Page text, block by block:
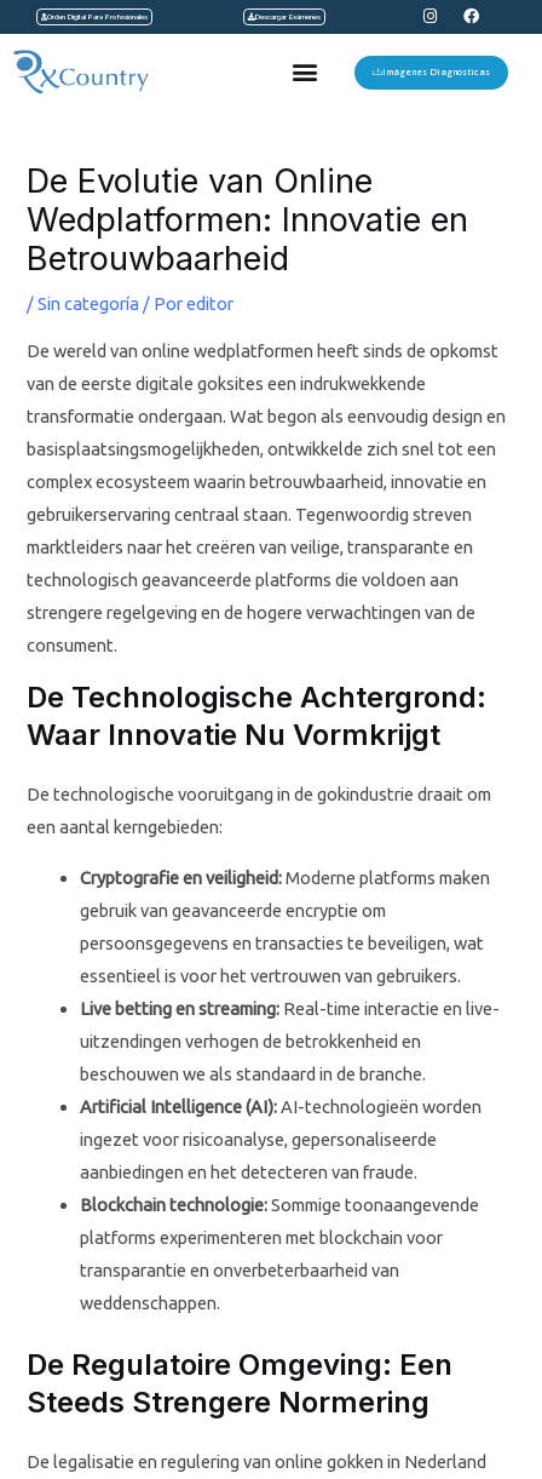
contenido
Orden Digital Para Profesionales Descargar Exámenes
I
n
s
t
a
F
a
c
e
b
Menu Imágenes Diagnosticas
De Evolutie van Online
Wedplatformen: Innovatie en
Betrouwbaarheid
/Sin categoría / Poreditor
De wereld van online wedplatformen heeft sinds de opkomst
van de eerste digitale goksites een indrukwekkende
transformatie ondergaan. Wat begon als eenvoudig design en
basisplaatsingsmogelijkheden, ontwikkelde zich snel tot een
complex ecosysteem waarin betrouwbaarheid, innovatie en
gebruikerservaring centraal staan. Tegenwoordig streven
marktleiders naar het creëren van veilige, transparante en
technologisch geavanceerde platforms die voldoen aan
strengere regelgeving en de hogere verwachtingen van de
consument.
De Technologische Achtergrond:
Waar Innovatie Nu Vormkrijgt
De technologische vooruitgang in de gokindustrie draait om
een aantal kerngebieden:
Cryptografie en veiligheid:Moderne platforms maken
gebruik van geavanceerde encryptie om
persoonsgegevens en transacties te beveiligen, wat
essentieel is voor het vertrouwen van gebruikers.
Live betting en streaming: Real-time interactie en live-
uitzendingen verhogen de betrokkenheid en
beschouwen we als standaard in de branche.
Artificial Intelligence (AI):AI-technologieën worden
ingezet voor risicoanalyse, gepersonaliseerde
aanbiedingen en het detecteren van fraude.
Blockchain technologie:Sommige toonaangevende
platforms experimenteren met blockchain voor
transparantie en onverbeterbaarheid van
weddenschappen.
De Regulatoire Omgeving: Een
Steeds Strengere Normering
De legalisatie en regulering van online gokken in Nederland
entradas